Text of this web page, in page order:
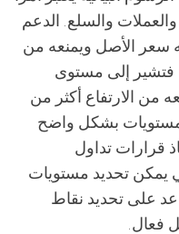
والسلع. الدعم
سعر الأصل ويمنعه من
فتشير إلى مستوى
من الارتفاع أكثر من
بشكل واضح
قرارات تداول
يمكن تحديد مستويات
على تحديد نقاط
فعال.